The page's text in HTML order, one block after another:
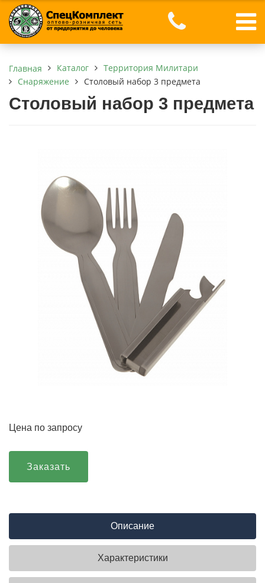
Главная Каталог
Территория Милитари
Снаряжение
Столовый набор 3 предмета
Столовый набор 3 предмета
Цена по запросу
Заказать
Описание
Характеристики